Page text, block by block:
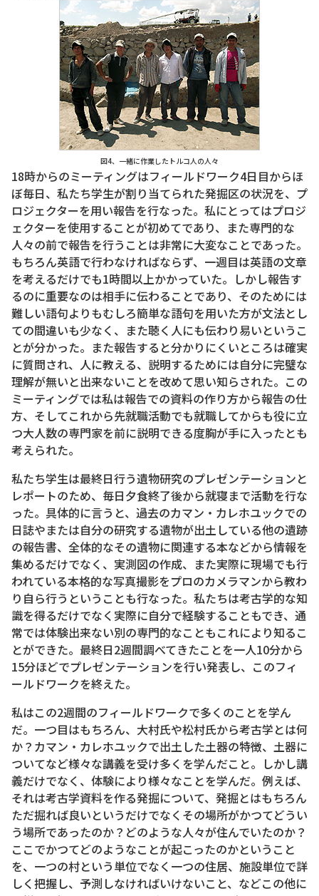
図4、一緒に作業したトルコ人の人々
18時からのミーティングはフィールドワーク4日目からほ
ぼ毎日、私たち学生が割り当てられた発掘区の状況を、プ
ロジェクターを用い報告を行なった。私にとってはプロジ
ェクターを使用することが初めてであり、また専門的な
人々の前で報告を行うことは非常に大変なことであった。
もちろん英語で行わなければならず、一週目は英語の文章
を考えるだけでも1時間以上かかっていた。しかし報告す
るのに重要なのは相手に伝わることであり、そのためには
難しい語句よりもむしろ簡単な語句を用いた方が文法とし
ての間違いも少なく、また聴く人にも伝わり易いというこ
とが分かった。また報告すると分かりにくいところは確実
に質問され、人に教える、説明するためには自分に完璧な
理解が無いと出来ないことを改めて思い知らされた。この
ミーティングでは私は報告での資料の作り方から報告の仕
方、そしてこれから先就職活動でも就職してからも役に立
つ大人数の専門家を前に説明できる度胸が手に入ったとも
考えられた。
私たち学生は最終日行う遺物研究のプレゼンテーションと
レポートのため、毎日夕食終了後から就寝まで活動を行な
った。具体的に言うと、過去のカマン・カレホユックでの
日誌やまたは自分の研究する遺物が出土している他の遺跡
の報告書、全体的なその遺物に関連する本などから情報を
集めるだけでなく、実測図の作成、また実際に現場でも行
われている本格的な写真撮影をプロのカメラマンから教わ
り自ら行うということも行なった。私たちは考古学的な知
識を得るだけでなく実際に自分で経験することもでき、通
常では体験出来ない別の専門的なこともこれにより知るこ
とができた。最終日2週間調べてきたことを一人10分から
15分ほどでプレゼンテーションを行い発表し、このフィ
ールドワークを終えた。
私はこの2週間のフィールドワークで多くのことを学ん
だ。一つ目はもちろん、大村氏や松村氏から考古学とは何
か？カマン・カレホユックで出土した土器の特徴、土器に
ついてなど様々な講義を受け多くを学んだこと。しかし講
義だけでなく、体験により様々なことを学んだ。例えば、
それは考古学資料を作る発掘について、発掘とはもちろん
ただ掘れば良いというだけでなくその場所がかつてどうい
う場所であったのか？どのような人々が住んでいたのか？
ここでかつてどのようなことが起こったのかということ
を、一つの村という単位でなく一つの住居、施設単位で詳
しく把握し、予測しなければいけないこと、などこの他に